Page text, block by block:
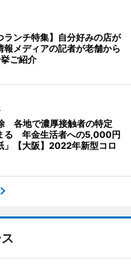
ランチ特集】自分好みの店が
報メディアの記者が老舗から
ご紹介
各地で濃厚接触者の特定
る 年金生活者への5,000円
」【大阪】2022年新型コロ